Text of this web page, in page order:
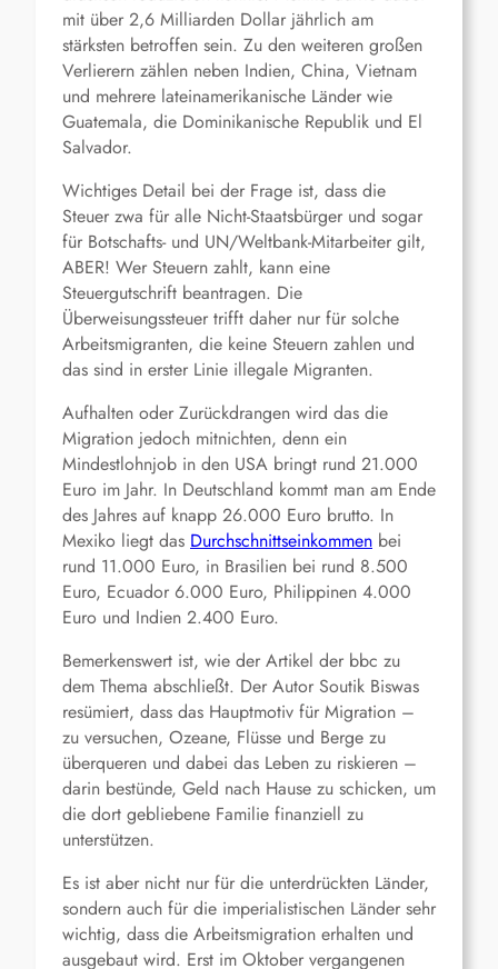
mit über 2,6 Milliarden Dollar jährlich am
stärksten betroffen sein. Zu den weiteren großen
Verlierern zählen neben Indien, China, Vietnam
und mehrere lateinamerikanische Länder wie
Guatemala, die Dominikanische Republik und El
Salvador.
Wichtiges Detail bei der Frage ist, dass die
Steuer zwa für alle Nicht-Staatsbürger und sogar
für Botschafts- und UN/Weltbank-Mitarbeiter gilt,
ABER! Wer Steuern zahlt, kann eine
Steuergutschrift beantragen. Die
Überweisungssteuer trifft daher nur für solche
Arbeitsmigranten, die keine Steuern zahlen und
das sind in erster Linie illegale Migranten.
Aufhalten oder Zurückdrangen wird das die
Migration jedoch mitnichten, denn ein
Mindestlohnjob in den USA bringt rund 21.000
Euro im Jahr. In Deutschland kommt man am Ende
des Jahres auf knapp 26.000 Euro brutto. In
Mexiko liegt das Durchschnittseinkommen bei
rund 11.000 Euro, in Brasilien bei rund 8.500
Euro, Ecuador 6.000 Euro, Philippinen 4.000
Euro und Indien 2.400 Euro.
Bemerkenswert ist, wie der Artikel der bbc zu
dem Thema abschließt. Der Autor Soutik Biswas
resümiert, dass das Hauptmotiv für Migration –
zu versuchen, Ozeane, Flüsse und Berge zu
überqueren und dabei das Leben zu riskieren –
darin bestünde, Geld nach Hause zu schicken, um
die dort gebliebene Familie finanziell zu
unterstützen.
Es ist aber nicht nur für die unterdrückten Länder,
sondern auch für die imperialistischen Länder sehr
wichtig, dass die Arbeitsmigration erhalten und
ausgebaut wird. Erst im Oktober vergangenen